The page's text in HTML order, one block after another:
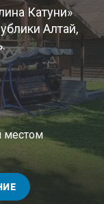
Катуни»
Алтай,
местом